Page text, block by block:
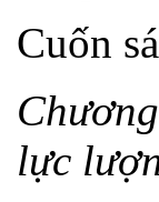
Cuốn
lực